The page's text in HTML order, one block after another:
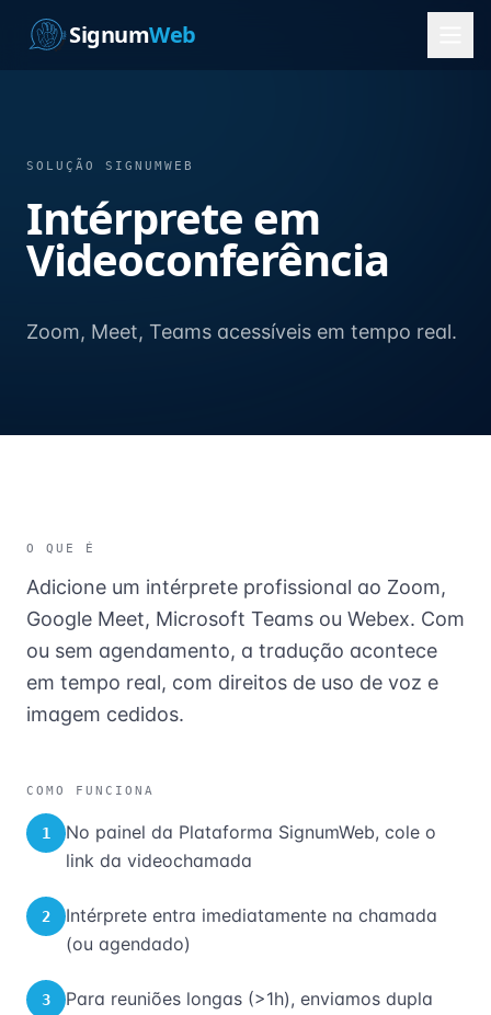
SignumWeb
SOLUÇÃO SIGNUMWEB
Intérprete em
Videoconferência
Zoom, Meet, Teams acessíveis em tempo real.
O QUE É
Adicione um intérprete profissional ao Zoom,
Google Meet, Microsoft Teams ou Webex. Com
ou sem agendamento, a tradução acontece
em tempo real, com direitos de uso de voz e
imagem cedidos.
COMO FUNCIONA
1
No painel da Plataforma SignumWeb, cole o
link da videochamada
2
Intérprete entra imediatamente na chamada
(ou agendado)
3
Para reuniões longas (>1h), enviamos dupla